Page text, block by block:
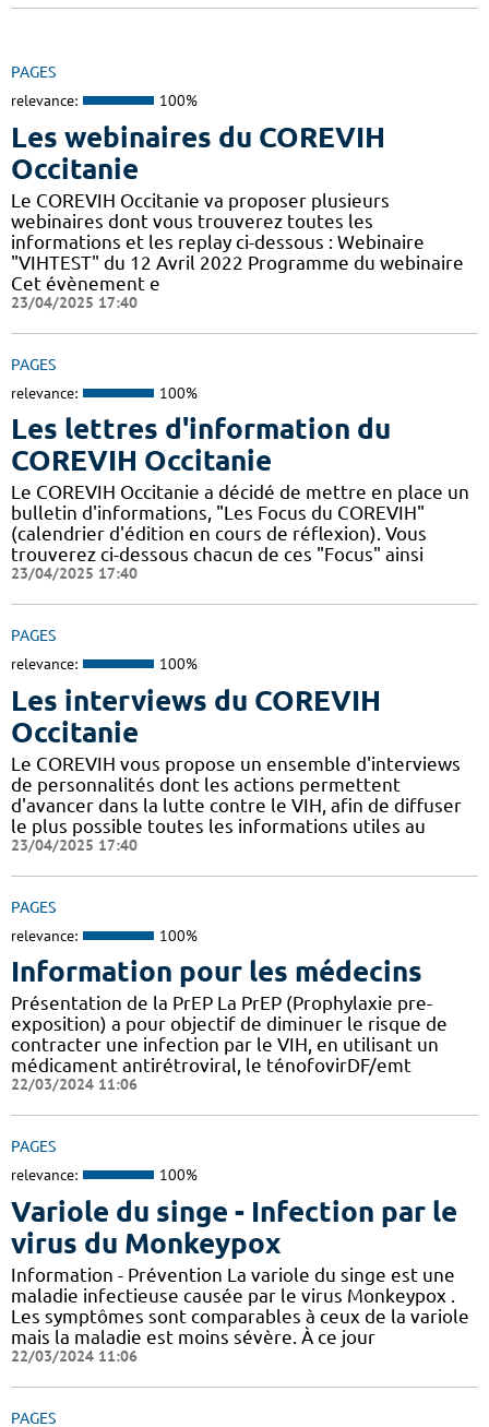
PAGES
relevance: 100%
Les webinaires du COREVIH
Occitanie
Le COREVIH Occitanie va proposer plusieurs
webinaires dont vous trouverez toutes les
informations et les replay ci-dessous : Webinaire
"VIHTEST" du 12 Avril 2022 Programme du webinaire
Cet évènement e
23/04/2025 17:40
PAGES
relevance: 100%
Les lettres d'information du
COREVIH Occitanie
Le COREVIH Occitanie a décidé de mettre en place un
bulletin d'informations, "Les Focus du COREVIH"
(calendrier d'édition en cours de réflexion). Vous
trouverez ci-dessous chacun de ces "Focus" ainsi
23/04/2025 17:40
PAGES
relevance: 100%
Les interviews du COREVIH
Occitanie
Le COREVIH vous propose un ensemble d'interviews
de personnalités dont les actions permettent
d'avancer dans la lutte contre le VIH, afin de diffuser
le plus possible toutes les informations utiles au
23/04/2025 17:40
PAGES
relevance: 100%
Information pour les médecins
Présentation de la PrEP La PrEP (Prophylaxie pre-
exposition) a pour objectif de diminuer le risque de
contracter une infection par le VIH, en utilisant un
médicament antirétroviral, le ténofovirDF/emt
22/03/2024 11:06
PAGES
relevance: 100%
Variole du singe - Infection par le
virus du Monkeypox
Information - Prévention La variole du singe est une
maladie infectieuse causée par le virus Monkeypox .
Les symptômes sont comparables à ceux de la variole
mais la maladie est moins sévère. À ce jour
22/03/2024 11:06
PAGES